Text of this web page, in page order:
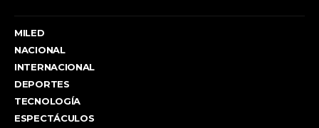
MILED
NACIONAL
INTERNACIONAL
DEPORTES
TECNOLOGÍA
ESPECTÁCULOS